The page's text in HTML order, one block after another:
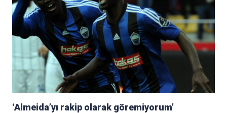
‘Almeida’yı rakip olarak göremiyorum’